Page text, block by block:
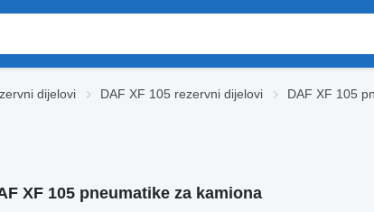
dijelovi DAF XF 105 rezervni dijelovi DAF XF 105
XF 105 pneumatikе za kamiona